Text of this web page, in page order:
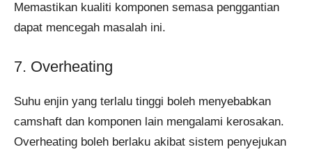
Memastikan kualiti komponen semasa penggantian
dapat mencegah masalah ini.
7. Overheating
Suhu enjin yang terlalu tinggi boleh menyebabkan
camshaft dan komponen lain mengalami kerosakan.
Overheating boleh berlaku akibat sistem penyejukan